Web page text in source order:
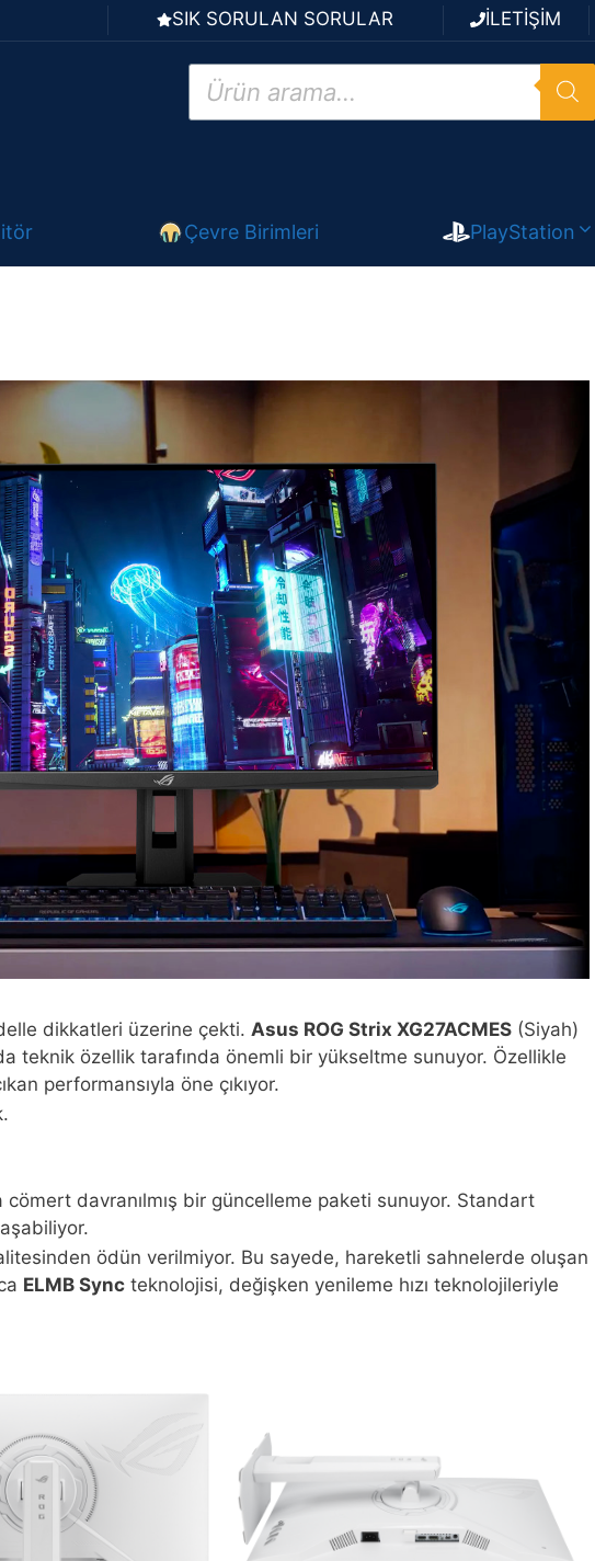
SIK SORULAN SORULAR İLETİŞİM
Products
search
Çevre Birimleri PlayStation
dikkatleri üzerine çekti. Asus ROG Strix XG27ACMES (Siyah)
teknik özellik tarafında önemli bir yükseltme sunuyor. Özellikle
performansıyla öne çıkıyor.
davranılmış bir güncelleme paketi sunuyor. Standart
ödün verilmiyor. Bu sayede, hareketli sahnelerde oluşan
ELMB Sync teknolojisi, değişken yenileme hızı teknolojileriyle